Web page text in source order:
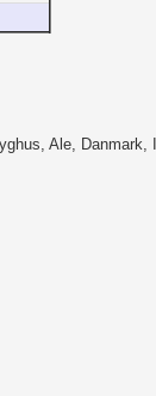
Ale, Danmark,